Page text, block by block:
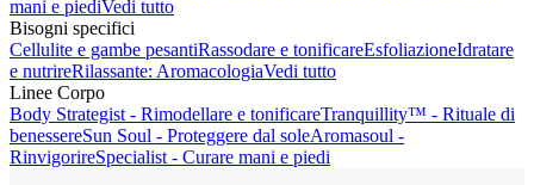
mani e piediVedi tutto
Bisogni specifici
Cellulite e gambe pesantiRassodare e tonificareEsfoliazioneIdratare
e nutrireRilassante: AromacologiaVedi tutto
Linee Corpo
Body Strategist - Rimodellare e tonificareTranquillity™ - Rituale di
benessereSun Soul - Proteggere dal soleAromasoul -
RinvigorireSpecialist - Curare mani e piedi